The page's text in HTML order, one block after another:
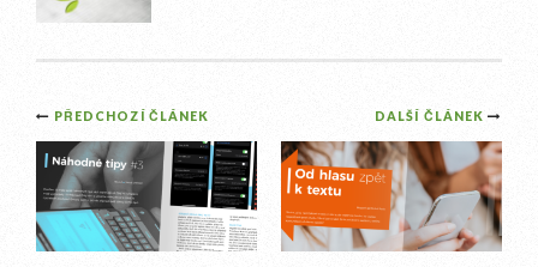
Post
navigation
DALŠÍ ČLÁNEK
PŘEDCHOZÍ ČLÁNEK